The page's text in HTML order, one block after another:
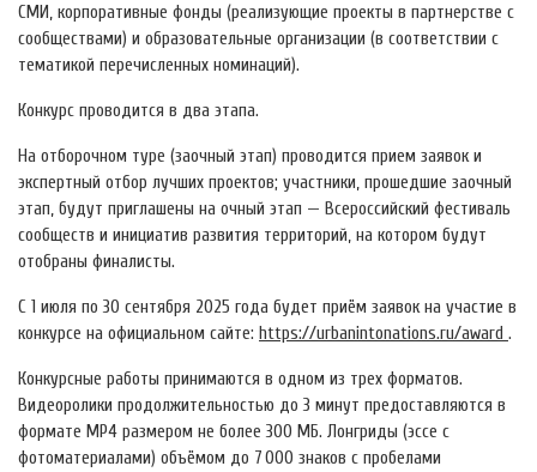
СМИ, корпоративные фонды (реализующие проекты в партнерстве с
сообществами) и образовательные организации (в соответствии с
тематикой перечисленных номинаций).
Конкурс проводится в два этапа.
На отборочном туре (заочный этап) проводится прием заявок и
экспертный отбор лучших проектов; участники, прошедшие заочный
этап, будут приглашены на очный этап — Всероссийский фестиваль
сообществ и инициатив развития территорий, на котором будут
отобраны финалисты.
С 1 июля по 30 сентября 2025 года будет приём заявок на участие в
конкурсе на официальном сайте: https://urbanintonations.ru/award .
Конкурсные работы принимаются в одном из трех форматов.
Видеоролики продолжительностью до 3 минут предоставляются в
формате MP4 размером не более 300 МБ. Лонгриды (эссе с
фотоматериалами) объёмом до 7 000 знаков с пробелами